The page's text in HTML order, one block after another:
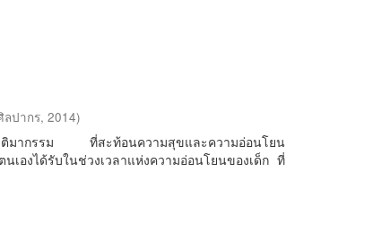
ลปากร,2014)
ะติมากรรม ที่สะท้อนความสุขและความอ่อนโยน
เองได้รับในช่วงเวลาแห่งความอ่อนโยนของเด็ก ที่